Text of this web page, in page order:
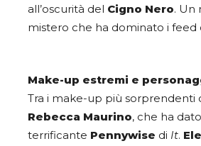
all’oscurità del Cigno Nero. Un
mistero che ha dominato i feed
Make-up estremi e
Tra i make-up più sorprendenti
Rebecca Maurino, che ha
terrificante Pennywise di It.